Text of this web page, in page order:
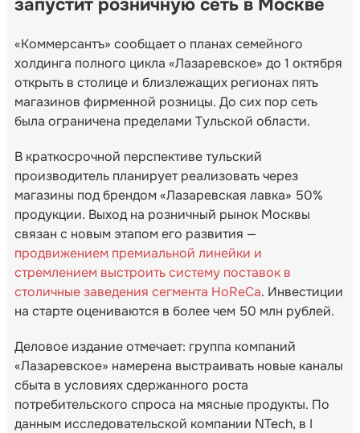
запустит розничную сеть в Москве
«Коммерсантъ» сообщает о планах семейного
холдинга полного цикла «Лазаревское» до 1 октября
открыть в столице и близлежащих регионах пять
магазинов фирменной розницы. До сих пор сеть
была ограничена пределами Тульской области.
В краткосрочной перспективе тульский
производитель планирует реализовать через
магазины под брендом «Лазаревская лавка» 50%
продукции. Выход на розничный рынок Москвы
связан с новым этапом его развития —
продвижением премиальной линейки и
стремлением выстроить систему поставок в
столичные заведения сегмента HoReCa. Инвестиции
на старте оцениваются в более чем 50 млн рублей.
Деловое издание отмечает: группа компаний
«Лазаревское» намерена выстраивать новые каналы
сбыта в условиях сдержанного роста
потребительского спроса на мясные продукты. По
данным исследовательской компании NTech, в I